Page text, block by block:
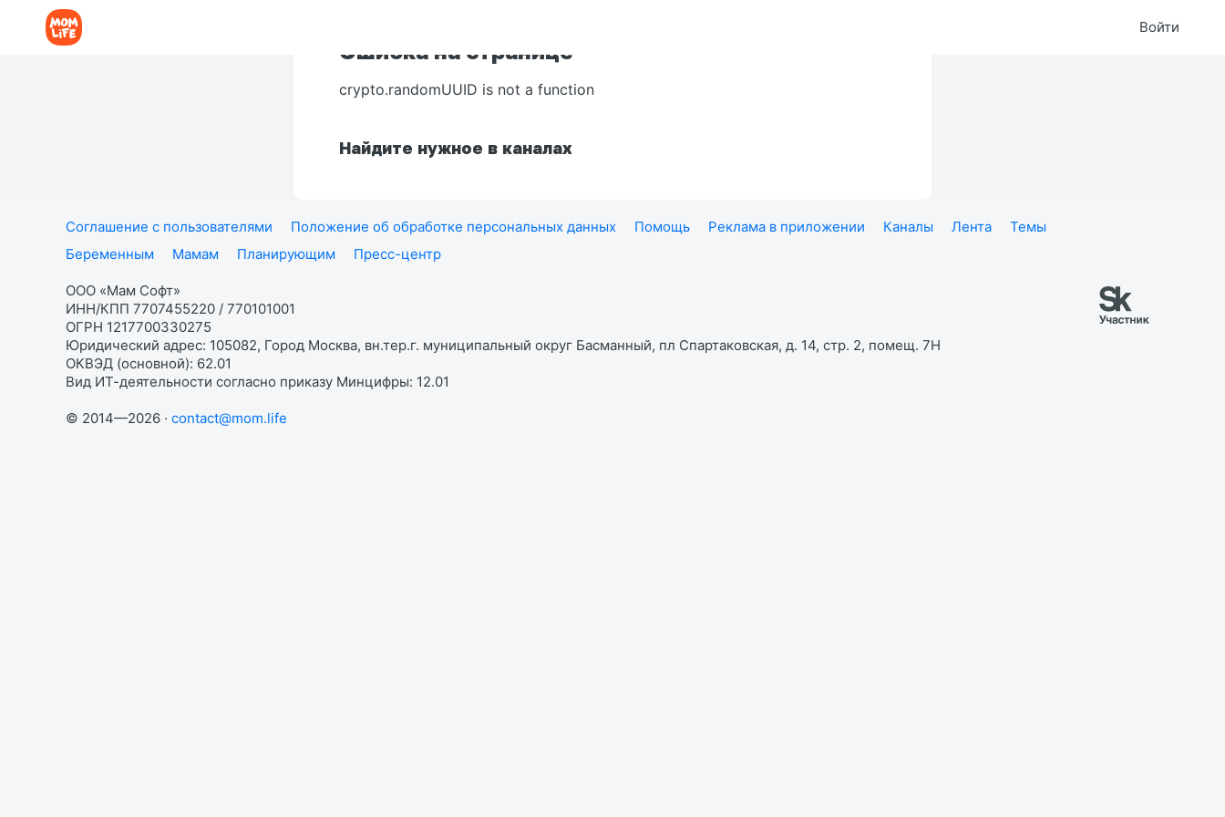
Войти
Ошибка на странице
crypto.randomUUID is not a function
Найдите нужное в каналах
Соглашение с пользователями Положение об обработке персональных данных Помощь Реклама в приложении Каналы Лента
Темы
Беременным
Мамам Планирующим Пресс-центр
ООО «Мам Софт»
ИНН/КПП 7707455220 / 770101001
ОГРН 1217700330275
Юридический адрес: 105082, Город Москва, вн.тер.г. муниципальный округ Басманный, пл Спартаковская, д. 14, стр. 2, помещ. 7Н
ОКВЭД (основной): 62.01
Вид ИТ-деятельности согласно приказу Минцифры: 12.01
© 2014—2026 · contact@mom.life